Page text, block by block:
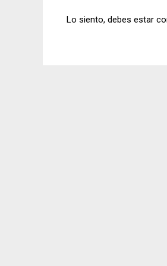
Lo siento, debes estar